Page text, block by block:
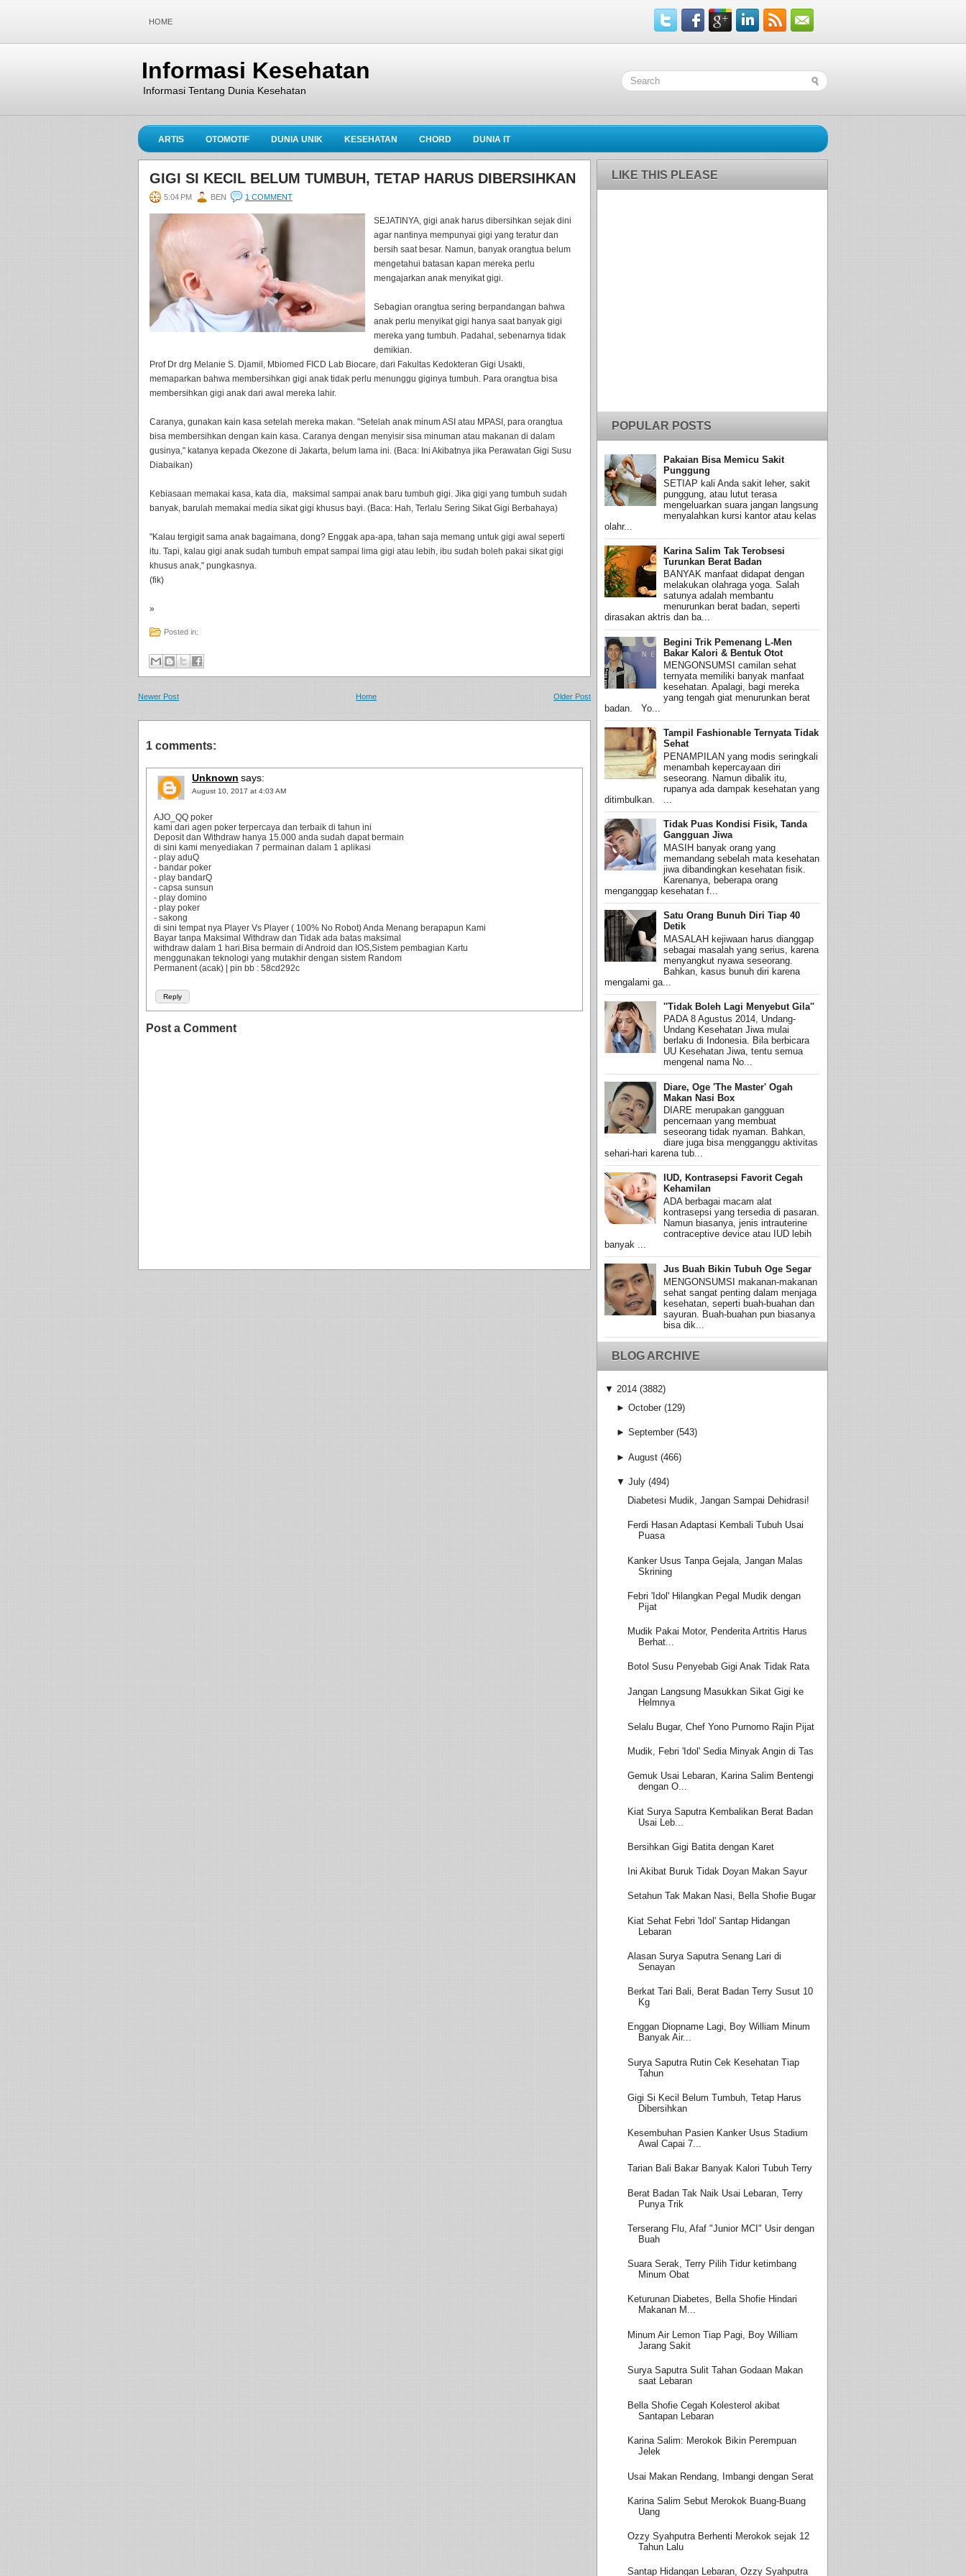
HOME
Informasi Kesehatan
Informasi Tentang Dunia Kesehatan
ARTIS OTOMOTIF DUNIA UNIK KESEHATAN CHORD DUNIA IT
GIGI SI KECIL BELUM TUMBUH, TETAP HARUS DIBERSIHKAN
5:04 PM BEN 1 COMMENT
SEJATINYA, gigi anak harus dibersihkan sejak dini
agar nantinya mempunyai gigi yang teratur dan
bersih saat besar. Namun, banyak orangtua belum
mengetahui batasan kapan mereka perlu
mengajarkan anak menyikat gigi.
Sebagian orangtua sering berpandangan bahwa
anak perlu menyikat gigi hanya saat banyak gigi
mereka yang tumbuh. Padahal, sebenarnya tidak
demikian.
Prof Dr drg Melanie S. Djamil, Mbiomed FICD Lab Biocare, dari Fakultas Kedokteran Gigi Usakti,
memaparkan bahwa membersihkan gigi anak tidak perlu menunggu giginya tumbuh. Para orangtua bisa
membersihkan gigi anak dari awal mereka lahir.
Caranya, gunakan kain kasa setelah mereka makan. "Setelah anak minum ASI atau MPASI, para orangtua
bisa membersihkan dengan kain kasa. Caranya dengan menyisir sisa minuman atau makanan di dalam
gusinya," katanya kepada Okezone di Jakarta, belum lama ini. (Baca: Ini Akibatnya jika Perawatan Gigi Susu
Diabaikan)
Kebiasaan memakai kasa, kata dia, maksimal sampai anak baru tumbuh gigi. Jika gigi yang tumbuh sudah
banyak, barulah memakai media sikat gigi khusus bayi. (Baca: Hah, Terlalu Sering Sikat Gigi Berbahaya)
"Kalau tergigit sama anak bagaimana, dong? Enggak apa-apa, tahan saja memang untuk gigi awal seperti
itu. Tapi, kalau gigi anak sudah tumbuh empat sampai lima gigi atau lebih, ibu sudah boleh pakai sikat gigi
khusus anak," pungkasnya.
(fik)
»
Posted in:
Newer Post Older Post
Home
1 comments:
Unknown says:
August 10, 2017 at 4:03 AM
Reply
AJO_QQ poker
kami dari agen poker terpercaya dan terbaik di tahun ini
Deposit dan Withdraw hanya 15.000 anda sudah dapat bermain
di sini kami menyediakan 7 permainan dalam 1 aplikasi
- play aduQ
- bandar poker
- play bandarQ
- capsa sunsun
- play domino
- play poker
- sakong
di sini tempat nya Player Vs Player ( 100% No Robot) Anda Menang berapapun Kami
Bayar tanpa Maksimal Withdraw dan Tidak ada batas maksimal
withdraw dalam 1 hari.Bisa bermain di Android dan IOS,Sistem pembagian Kartu
menggunakan teknologi yang mutakhir dengan sistem Random
Permanent (acak) | pin bb : 58cd292c
Post a Comment
LIKE THIS PLEASE
POPULAR POSTS
Pakaian Bisa Memicu Sakit
Punggung
SETIAP kali Anda sakit leher, sakit
punggung, atau lutut terasa
mengeluarkan suara jangan langsung
menyalahkan kursi kantor atau kelas
olahr...
Karina Salim Tak Terobsesi
Turunkan Berat Badan
BANYAK manfaat didapat dengan
melakukan olahraga yoga. Salah
satunya adalah membantu
menurunkan berat badan, seperti
dirasakan aktris dan ba...
Begini Trik Pemenang L-Men
Bakar Kalori & Bentuk Otot
MENGONSUMSI camilan sehat
ternyata memiliki banyak manfaat
kesehatan. Apalagi, bagi mereka
yang tengah giat menurunkan berat
badan. Yo...
Tampil Fashionable Ternyata Tidak
Sehat
PENAMPILAN yang modis seringkali
menambah kepercayaan diri
seseorang. Namun dibalik itu,
rupanya ada dampak kesehatan yang
ditimbulkan. ...
Tidak Puas Kondisi Fisik, Tanda
Gangguan Jiwa
MASIH banyak orang yang
memandang sebelah mata kesehatan
jiwa dibandingkan kesehatan fisik.
Karenanya, beberapa orang
menganggap kesehatan f...
Satu Orang Bunuh Diri Tiap 40
Detik
MASALAH kejiwaan harus dianggap
sebagai masalah yang serius, karena
menyangkut nyawa seseorang.
Bahkan, kasus bunuh diri karena
mengalami ga...
''Tidak Boleh Lagi Menyebut Gila''
PADA 8 Agustus 2014, Undang-
Undang Kesehatan Jiwa mulai
berlaku di Indonesia. Bila berbicara
UU Kesehatan Jiwa, tentu semua
mengenal nama No...
Diare, Oge 'The Master' Ogah
Makan Nasi Box
DIARE merupakan gangguan
pencernaan yang membuat
seseorang tidak nyaman. Bahkan,
diare juga bisa mengganggu aktivitas
sehari-hari karena tub...
IUD, Kontrasepsi Favorit Cegah
Kehamilan
ADA berbagai macam alat
kontrasepsi yang tersedia di pasaran.
Namun biasanya, jenis intrauterine
contraceptive device atau IUD lebih
banyak ...
Jus Buah Bikin Tubuh Oge Segar
MENGONSUMSI makanan-makanan
sehat sangat penting dalam menjaga
kesehatan, seperti buah-buahan dan
sayuran. Buah-buahan pun biasanya
bisa dik...
BLOG ARCHIVE
▼ 2014 (3882)
► October (129)
► September (543)
► August (466)
▼ July (494)
Diabetesi Mudik, Jangan Sampai Dehidrasi!
Ferdi Hasan Adaptasi Kembali Tubuh Usai
Puasa
Kanker Usus Tanpa Gejala, Jangan Malas
Skrining
Febri 'Idol' Hilangkan Pegal Mudik dengan
Pijat
Mudik Pakai Motor, Penderita Artritis Harus
Berhat...
Botol Susu Penyebab Gigi Anak Tidak Rata
Jangan Langsung Masukkan Sikat Gigi ke
Helmnya
Selalu Bugar, Chef Yono Purnomo Rajin Pijat
Mudik, Febri 'Idol' Sedia Minyak Angin di Tas
Gemuk Usai Lebaran, Karina Salim Bentengi
dengan O...
Kiat Surya Saputra Kembalikan Berat Badan
Usai Leb...
Bersihkan Gigi Batita dengan Karet
Ini Akibat Buruk Tidak Doyan Makan Sayur
Setahun Tak Makan Nasi, Bella Shofie Bugar
Kiat Sehat Febri 'Idol' Santap Hidangan
Lebaran
Alasan Surya Saputra Senang Lari di
Senayan
Berkat Tari Bali, Berat Badan Terry Susut 10
Kg
Enggan Diopname Lagi, Boy William Minum
Banyak Air...
Surya Saputra Rutin Cek Kesehatan Tiap
Tahun
Gigi Si Kecil Belum Tumbuh, Tetap Harus
Dibersihkan
Kesembuhan Pasien Kanker Usus Stadium
Awal Capai 7...
Tarian Bali Bakar Banyak Kalori Tubuh Terry
Berat Badan Tak Naik Usai Lebaran, Terry
Punya Trik
Terserang Flu, Afaf "Junior MCI" Usir dengan
Buah
Suara Serak, Terry Pilih Tidur ketimbang
Minum Obat
Keturunan Diabetes, Bella Shofie Hindari
Makanan M...
Minum Air Lemon Tiap Pagi, Boy William
Jarang Sakit
Surya Saputra Sulit Tahan Godaan Makan
saat Lebaran
Bella Shofie Cegah Kolesterol akibat
Santapan Lebaran
Karina Salim: Merokok Bikin Perempuan
Jelek
Usai Makan Rendang, Imbangi dengan Serat
Karina Salim Sebut Merokok Buang-Buang
Uang
Ozzy Syahputra Berhenti Merokok sejak 12
Tahun Lalu
Santap Hidangan Lebaran, Ozzy Syahputra